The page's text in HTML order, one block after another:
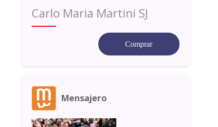
Carlo Maria Martini SJ
Comprar
Mensajero